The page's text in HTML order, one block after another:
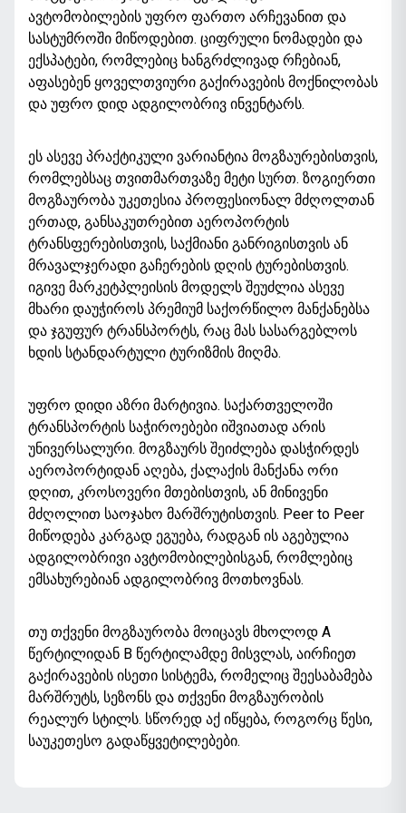
ავტომობილების უფრო ფართო არჩევანით და
სასტუმროში მიწოდებით. ციფრული ნომადები და
ექსპატები, რომლებიც ხანგრძლივად რჩებიან,
აფასებენ ყოველთვიური გაქირავების მოქნილობას
და უფრო დიდ ადგილობრივ ინვენტარს.
ეს ასევე პრაქტიკული ვარიანტია მოგზაურებისთვის,
რომლებსაც თვითმართვაზე მეტი სურთ. ზოგიერთი
მოგზაურობა უკეთესია პროფესიონალ მძღოლთან
ერთად, განსაკუთრებით აეროპორტის
ტრანსფერებისთვის, საქმიანი განრიგისთვის ან
მრავალჯერადი გაჩერების დღის ტურებისთვის.
იგივე მარკეტპლეისის მოდელს შეუძლია ასევე
მხარი დაუჭიროს პრემიუმ საქორწილო მანქანებსა
და ჯგუფურ ტრანსპორტს, რაც მას სასარგებლოს
ხდის სტანდარტული ტურიზმის მიღმა.
უფრო დიდი აზრი მარტივია. საქართველოში
ტრანსპორტის საჭიროებები იშვიათად არის
უნივერსალური. მოგზაურს შეიძლება დასჭირდეს
აეროპორტიდან აღება, ქალაქის მანქანა ორი
დღით, კროსოვერი მთებისთვის, ან მინივენი
მძღოლით საოჯახო მარშრუტისთვის. Peer to Peer
მიწოდება კარგად ეგუება, რადგან ის აგებულია
ადგილობრივი ავტომობილებისგან, რომლებიც
ემსახურებიან ადგილობრივ მოთხოვნას.
თუ თქვენი მოგზაურობა მოიცავს მხოლოდ A
წერტილიდან B წერტილამდე მისვლას, აირჩიეთ
გაქირავების ისეთი სისტემა, რომელიც შეესაბამება
მარშრუტს, სეზონს და თქვენი მოგზაურობის
რეალურ სტილს. სწორედ აქ იწყება, როგორც წესი,
საუკეთესო გადაწყვეტილებები.